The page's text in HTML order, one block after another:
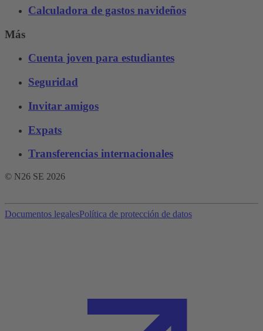
Calculadora de gastos navideños
Más
Cuenta joven para estudiantes
Seguridad
Invitar amigos
Expats
Transferencias internacionales
© N26 SE 2026
Documentos legalesPolítica de protección de datos